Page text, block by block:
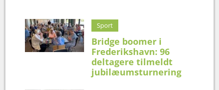
Sport
Bridge boomer i
Frederikshavn: 96
deltagere tilmeldt
jubilæumsturnering